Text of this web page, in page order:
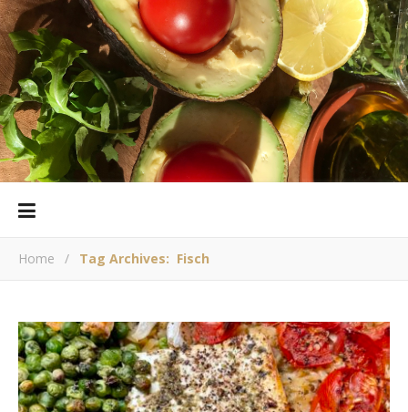
Home / Tag Archives: Fisch